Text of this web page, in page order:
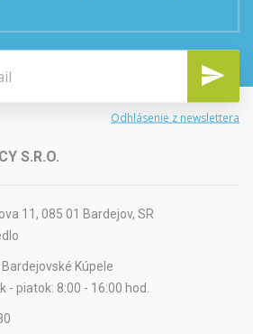
Odhlásenie z newslettera
S.R.O.
11, 085 01 Bardejov, SR
Kúpele
- piatok: 8:00 - 16:00 hod.